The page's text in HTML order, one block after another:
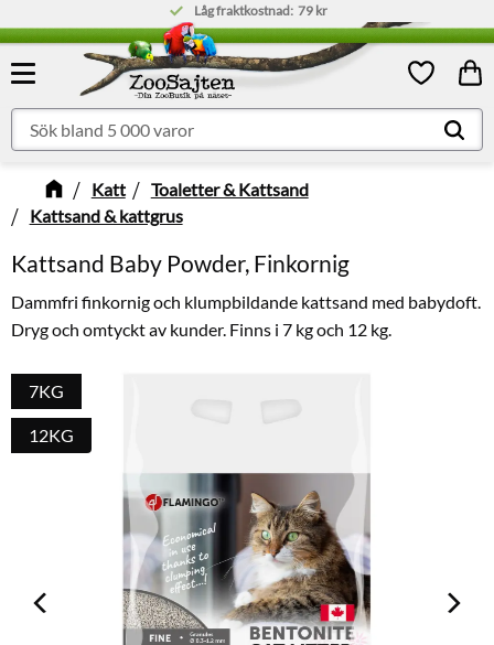
Meny
Låg fraktkostnad: 79 kr
Favoriter
Katt
Toaletter & Kattsand
Kattsand & kattgrus
Kattsand Baby Powder, Finkornig
Dammfri finkornig och klumpbildande kattsand med babydoft.
Dryg och omtyckt av kunder. Finns i 7 kg och 12 kg.
7KG
12KG